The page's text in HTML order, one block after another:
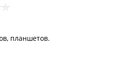
планшетов.